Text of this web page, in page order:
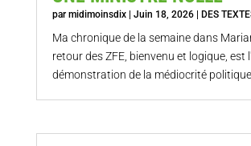
par midimoinsdix| Juin 18, 2026| DES
Ma chronique de la semaine dans
retour des ZFE, bienvenu et logique, est
démonstration de la médiocrité